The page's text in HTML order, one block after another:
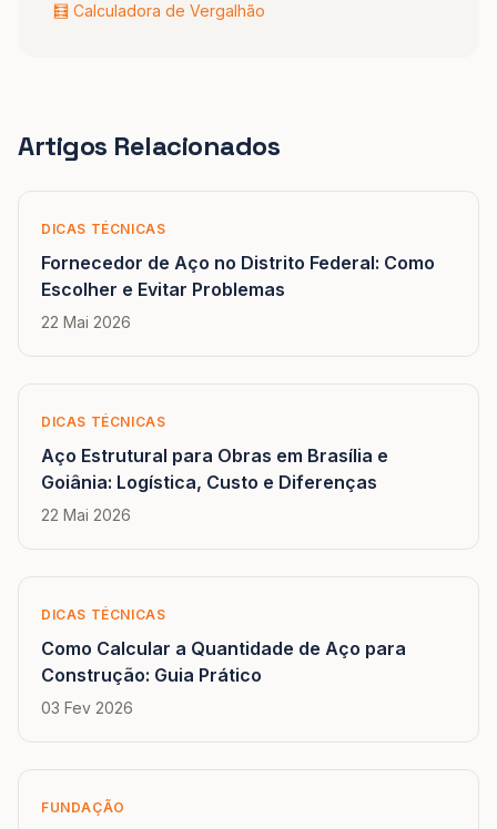
🧮 Calculadora de Vergalhão
Artigos Relacionados
DICAS TÉCNICAS
Fornecedor de Aço no Distrito Federal: Como
Escolher e Evitar Problemas
22 Mai 2026
DICAS TÉCNICAS
Aço Estrutural para Obras em Brasília e
Goiânia: Logística, Custo e Diferenças
22 Mai 2026
DICAS TÉCNICAS
Como Calcular a Quantidade de Aço para
Construção: Guia Prático
03 Fev 2026
FUNDAÇÃO